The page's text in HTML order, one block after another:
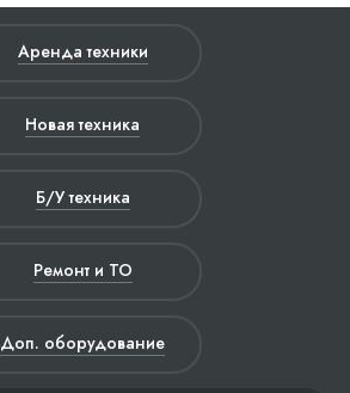
Аренда техники
Новая техника
Б/У техника
Ремонт и ТО
Доп. оборудование